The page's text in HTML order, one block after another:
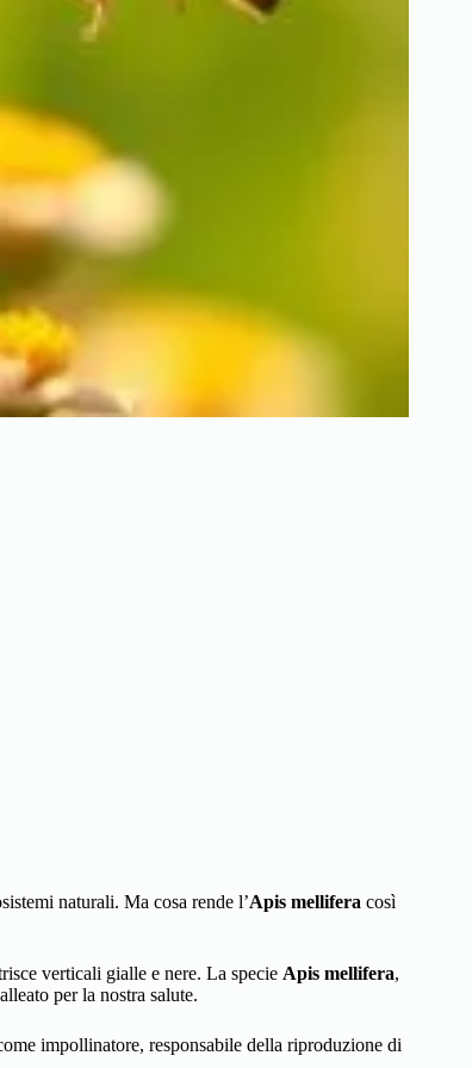
naturali. Ma cosa rende l’Apis mellifera così
verticali gialle e nere. La specie Apis mellifera,
per la nostra salute.
impollinatore, responsabile della riproduzione di